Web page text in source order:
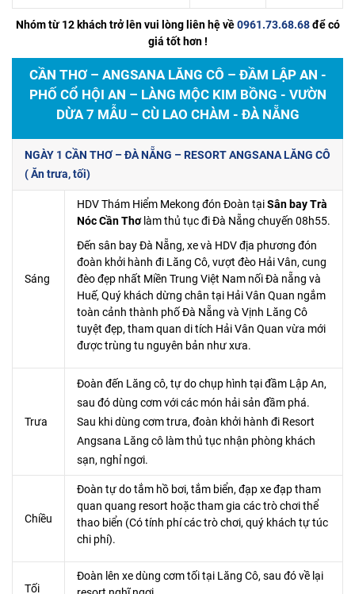
Nhóm từ 12 khách trở lên vui lòng liên hệ về0961.73.68.68để có
giá tốt hơn !
CẦN THƠ – ANGSANA LĂNG CÔ – ĐẦM LẬP AN -
PHỐ CỔ HỘI AN – LÀNG MỘC KIM BỒNG - VƯỜN
DỪA 7 MẪU – CÙ LAO CHÀM - ĐÀ NẴNG
NGÀY 1 CẦN THƠ – ĐÀ NẴNG – RESORT ANGSANA LĂNG CÔ
( Ăn trưa, tối)
Sáng
HDV Thám Hiểm Mekong đón Đoàn tạiSân bay Trà
Nóc Cần Thơlàm thủ tục đi Đà Nẵng chuyến 08h55.
Đến sân bay Đà Nẵng, xe và HDV địa phương đón
đoàn khởi hành đi Lăng Cô, vượt đèo Hải Vân, cung
đèo đẹp nhất Miền Trung Việt Nam nối Đà nẵng và
Huế, Quý khách dừng chân tại Hải Vân Quan ngắm
toàn cảnh thành phố Đà Nẵng và Vịnh Lăng Cô
tuyệt đẹp, tham quan di tích Hải Vân Quan vừa mới
được trùng tu nguyên bản như xưa.
Trưa
Đoàn đến Lăng cô, tự do chụp hình tại đầm Lập An,
sau đó dùng cơm với các món hải sản đầm phá.
Sau khi dùng cơm trưa, đoàn khởi hành đi Resort
Angsana Lăng cô làm thủ tục nhận phòng khách
sạn, nghỉ ngơi.
Chiều
Đoàn tự do tắm hồ bơi, tắm biển, đạp xe đạp tham
quan quang resort hoặc tham gia các trò chơi thể
thao biển (Có tính phí các trò chơi, quý khách tự túc
chi phí).
Tối
Đoàn lên xe dùng cơm tối tại Lăng Cô, sau đó về lại